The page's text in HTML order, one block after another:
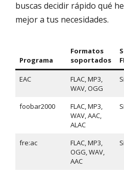
buscas decidir rápido qué
mejor a tus necesidades.
Programa
Formatos
soportados
EAC
FLAC, MP3,
WAV, OGG
foobar2000
FLAC, MP3,
WAV, AAC,
ALAC
fre:ac
FLAC, MP3,
OGG, WAV,
AAC